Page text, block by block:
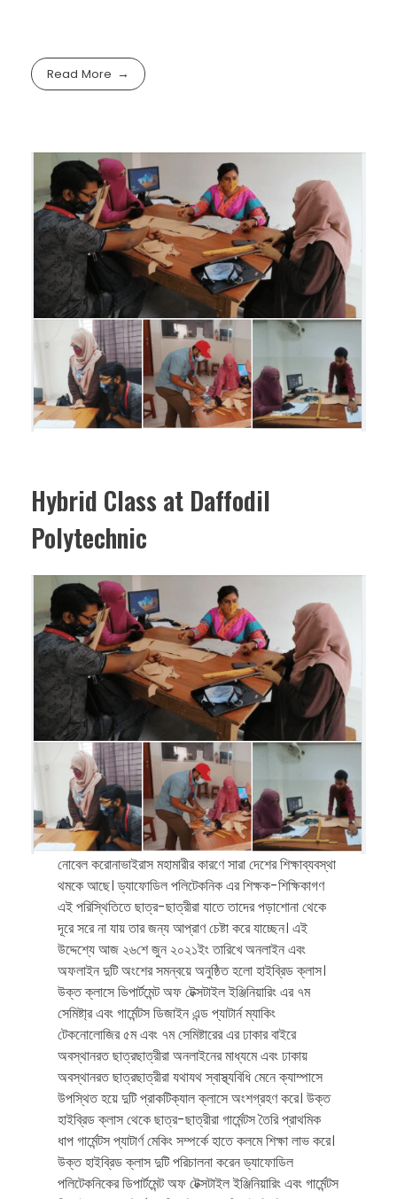
Read More
Hybrid Class at Daffodil
Polytechnic
নোবেল করোনাভাইরাস মহামারীর কারণে সারা দেশের শিক্ষাব্যবস্থা
থমকে আছে। ড্যাফোডিল পলিটেকনিক এর শিক্ষক-শিক্ষিকাগণ
এই পরিস্থিতিতে ছাত্র-ছাত্রীরা যাতে তাদের পড়াশোনা থেকে
দূরে সরে না যায় তার জন্য আপ্রাণ চেষ্টা করে যাচ্ছেন। এই
উদ্দেশ্যে আজ ২৬শে জুন ২০২১ইং তারিখে অনলাইন এবং
অফলাইন দুটি অংশের সমন্বয়ে অনুষ্ঠিত হলো হাইব্রিড ক্লাস।
উক্ত ক্লাসে ডিপার্টমেন্ট অফ টেক্সটাইল ইঞ্জিনিয়ারিং এর ৭ম
সেমিষ্টা্র এবং গার্মেন্টস ডিজাইন এন্ড প্যাটার্ন ম্যাকিং
টেকনোলোজির ৫ম এবং ৭ম সেমিষ্টারের এর ঢাকার বাইরে
অবস্থানরত ছাত্রছাত্রীরা অনলাইনের মাধ্যমে এবং ঢাকায়
অবস্থানরত ছাত্রছাত্রীরা যথাযথ স্বাস্থ্যবিধি মেনে ক্যাম্পাসে
উপস্থিত হয়ে দুটি প্রাকটিক্যাল ক্লাসে অংশগ্রহণ করে। উক্ত
হাইব্রিড ক্লাস থেকে ছাত্র-ছাত্রীরা গার্মেন্টস তৈরি প্রাথমিক
ধাপ গার্মেন্টস প্যাটার্ণ মেকিং সম্পর্কে হাতে কলমে শিক্ষা লাভ করে।
উক্ত হাইব্রিড ক্লাস দুটি পরিচালনা করেন ড্যাফোডিল
পলিটেকনিকের ডিপার্টমেন্ট অফ টেক্সটাইল ইঞ্জিনিয়ারিং এবং গার্মেন্টস